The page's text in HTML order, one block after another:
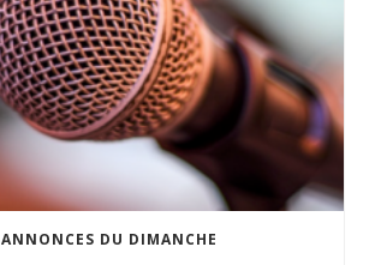
ANNONCES DU DIMANCHE